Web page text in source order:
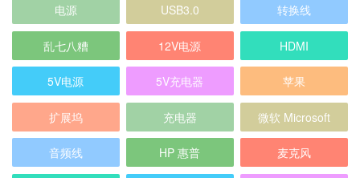
电源 USB3.0 转换线
乱七八糟 12V电源 HDMI
5V电源 5V充电器 苹果
扩展坞 充电器 微软 Microsoft
音频线 HP 惠普 麦克风